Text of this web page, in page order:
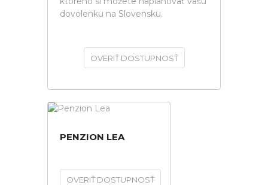
dovolenku na Slovensku.
OVERIŤ DOSTUPNOSŤ
PENZION LEA
OVERIŤ DOSTUPNOSŤ